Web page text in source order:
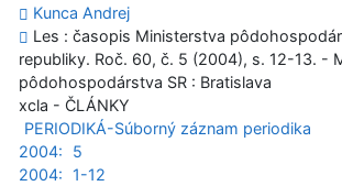
Kunca Andrej
Les : časopis Ministerstva
republiky. Roč. 60, č. 5 (2004), s. 12-13. -
pôdohospodárstva SR : Bratislava
xcla - ČLÁNKY
PERIODIKÁ-Súborný záznam periodika
2004:
5
2004:
1-12